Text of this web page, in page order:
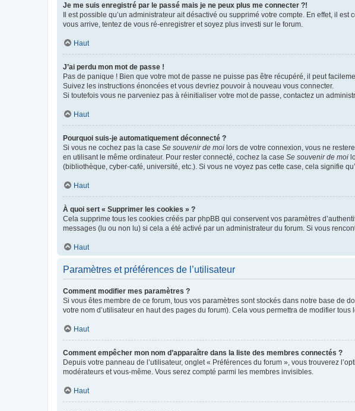
Je me suis enregistré par le passé mais je ne peux plus me connecter ?!
Il est possible qu’un administrateur ait désactivé ou supprimé votre compte. En effet, il
vous arrive, tentez de vous ré-enregistrer et soyez plus investi sur le forum.
Haut
J’ai perdu mon mot de passe !
Pas de panique ! Bien que votre mot de passe ne puisse pas être récupéré, il peut
Suivez les instructions énoncées et vous devriez pouvoir à nouveau vous connecter.
Si toutefois vous ne parveniez pas à réinitialiser votre mot de passe, contactez un
Haut
Pourquoi suis-je automatiquement déconnecté ?
Si vous ne cochez pas la case Se souvenir de moi lors de votre connexion, vous ne
en utilisant le même ordinateur. Pour rester connecté, cochez la case Se souvenir de moi
(bibliothèque, cyber-café, université, etc.). Si vous ne voyez pas cette case, cela signifie
Haut
À quoi sert « Supprimer les cookies » ?
Cela supprime tous les cookies créés par phpBB qui conservent vos paramètres
messages (lu ou non lu) si cela a été activé par un administrateur du forum. Si vous
Haut
Paramètres et préférences de l’utilisateur
Comment modifier mes paramètres ?
Si vous êtes membre de ce forum, tous vos paramètres sont stockés dans notre base de
votre nom d’utilisateur en haut des pages du forum). Cela vous permettra de modifier tous
Haut
Comment empêcher mon nom d’apparaître dans la liste des membres connectés ?
Depuis votre panneau de l’utilisateur, onglet « Préférences du forum », vous trouverez
modérateurs et vous-même. Vous serez compté parmi les membres invisibles.
Haut